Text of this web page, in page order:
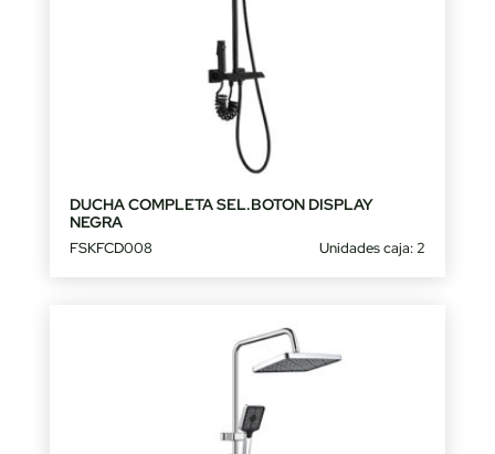
DUCHA COMPLETA SEL.BOTON DISPLAY
NEGRA
FSKFCD008 Unidades caja: 2